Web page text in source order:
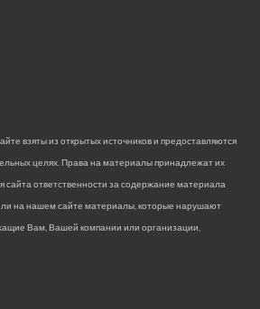
взяты из открытых источников и предоставляются
целях. Права на материалы принадлежат их
ответственности за содержание материала
на нашем сайте материалы, которые нарушают
Вам, Вашей компании или организации,